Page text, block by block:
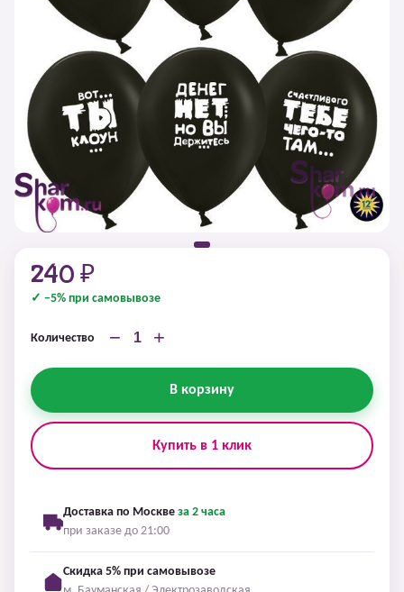
240 ₽
✓ −5% при самовывозе
Количество − +
В корзину
Купить в 1 клик
Доставка по Москве за 2 часа
при заказе до 21:00
Скидка 5% при самовывозе